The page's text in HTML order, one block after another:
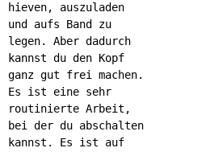
hieven, auszuladen
und aufs Band zu
legen. Aber dadurch
kannst du den Kopf
ganz gut frei machen.
Es ist eine sehr
routinierte Arbeit,
bei der du abschalten
kannst. Es ist auf